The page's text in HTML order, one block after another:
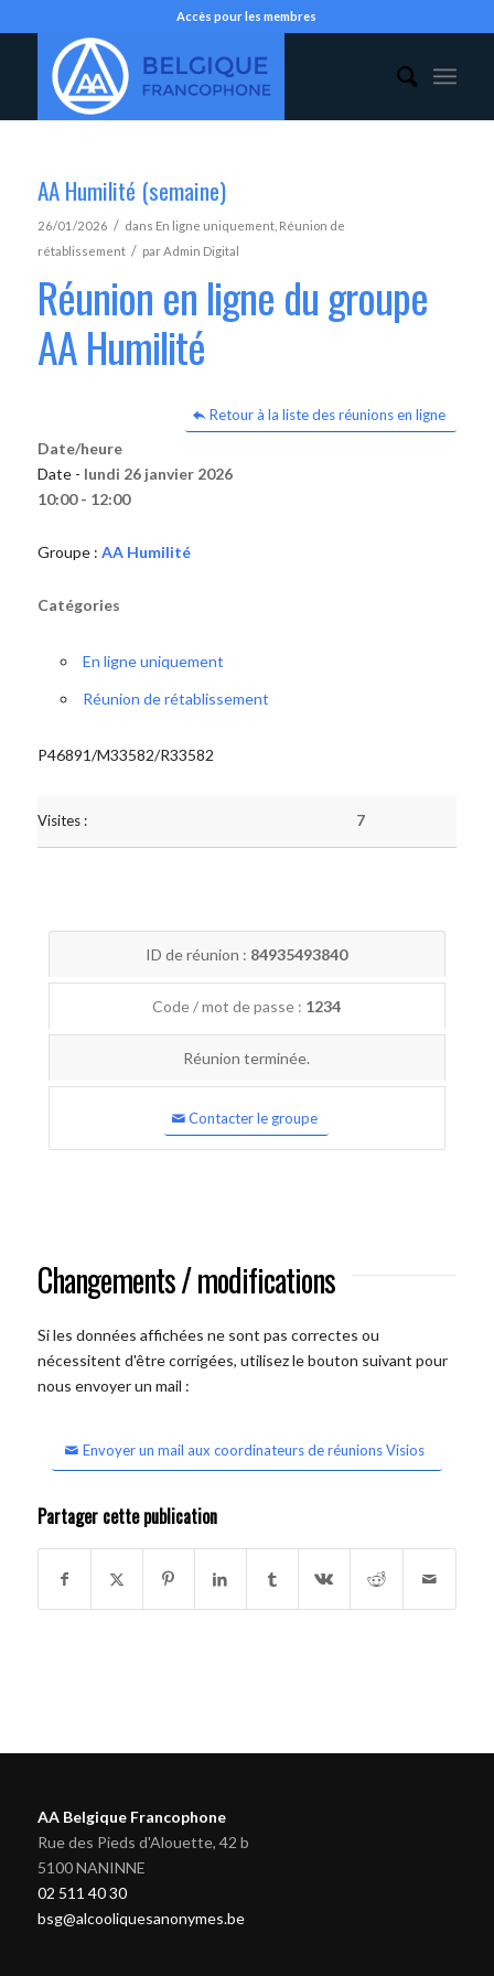
Accès pour les membres
AA Humilité (semaine)
26/01/2026 / dans En ligne uniquement, Réunion de
rétablissement / parAdmin Digital
Réunion en ligne du groupe
AA Humilité
Retour à la liste des réunions en ligne
Date/heure
Date - lundi 26 janvier 2026
10:00 - 12:00
Groupe : AA Humilité
Catégories
En ligne uniquement
Réunion de rétablissement
P46891/M33582/R33582
Visites : 7
ID de réunion : 84935493840
Code / mot de passe : 1234
Réunion terminée.
Contacter le groupe
Changements / modifications
Si les données affichées ne sont pas correctes ou
nécessitent d'être corrigées, utilisez le bouton suivant pour
nous envoyer un mail :
Envoyer un mail aux coordinateurs de réunions Visios
Partager cette publication
AA Belgique Francophone
Rue des Pieds d'Alouette, 42 b
5100 NANINNE
02 511 40 30
bsg@alcooliquesanonymes.be